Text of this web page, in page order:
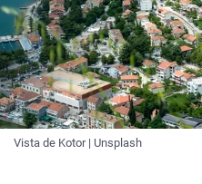
Vista de Kotor | Unsplash